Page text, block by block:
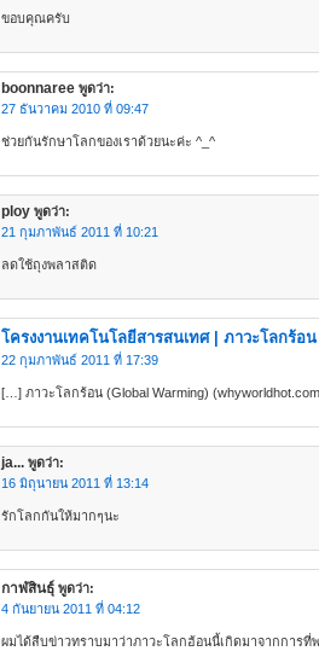
ขอบคุณครับ
boonnaree พูดว่า:
27 ธันวาคม 2010 ที่ 09:47
ช่วยกันรักษาโลกของเราด้วยนะค่ะ ^_^
ploy พูดว่า:
21 กุมภาพันธ์ 2011 ที่ 10:21
ลดใช้ถุงพลาสติด
โครงงานเทคโนโลยีสารสนเทศ | ภาวะโลกร้อน
22 กุมภาพันธ์ 2011 ที่ 17:39
[…] ภาวะโลกร้อน (Global Warming)
ja... พูดว่า:
16 มิถุนายน 2011 ที่ 13:14
รักโลกกันให้มากๆนะ
กาฬสินธุ์ พูดว่า:
4 กันยายน 2011 ที่ 04:12
ผมได้สืบข่าวทราบมาว่าภาวะโลกฮ้อนนี้เกิดมาจากการ